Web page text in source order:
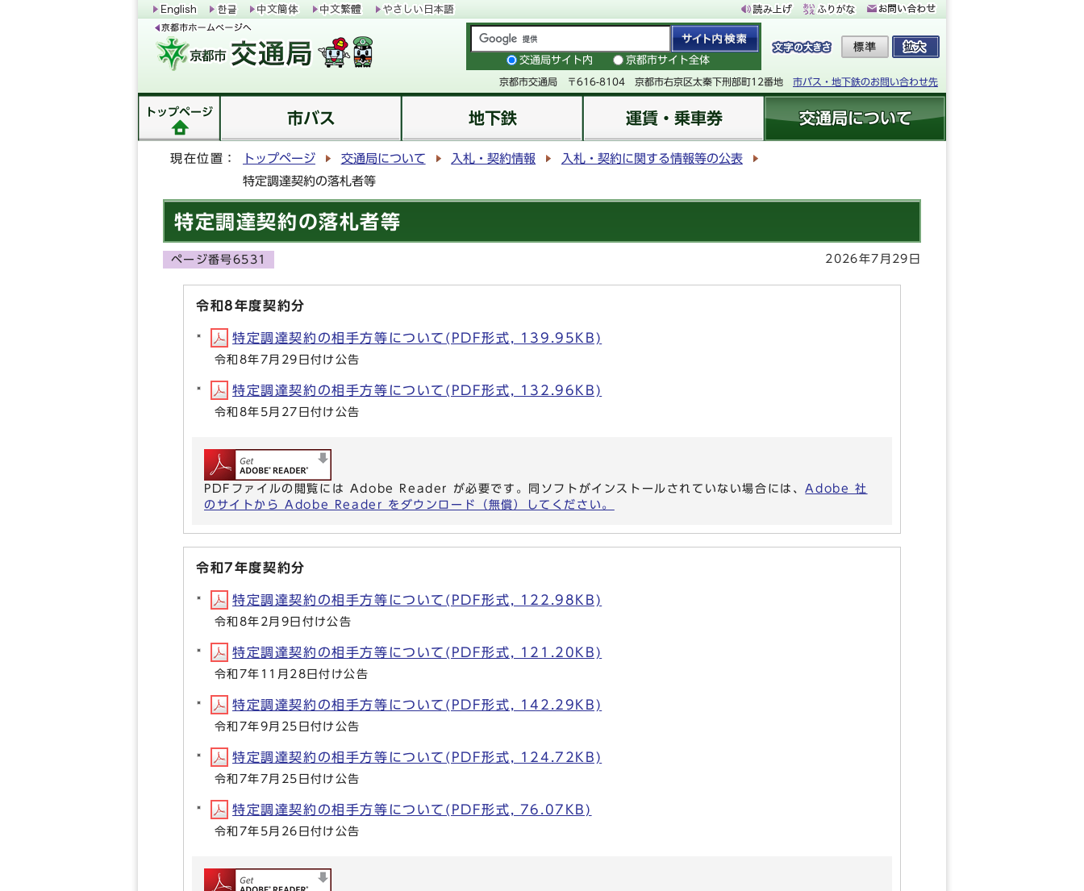
交通局サイト内 京都市サイト全体
京都市交通局 〒616-8104 京都市右京区太秦下刑部町12番地 市バス・地下鉄のお問い合わせ先
トップページ 市バス 地下鉄 運賃・乗車券 交通局について
現在位置： トップページ 交通局について 入札・契約情報
入札・契約に関する情報等の公表
特定調達契約の落札者等
特定調達契約の落札者等
ページ番号6531 2026年7月29日
令和8年度契約分
特定調達契約の相手方等について(PDF形式, 139.95KB)
令和8年7月29日付け公告
特定調達契約の相手方等について(PDF形式, 132.96KB)
令和8年5月27日付け公告
PDFファイルの閲覧には Adobe Reader が必要です。同ソフトがインストールされていない場合には、Adobe 社
のサイトから Adobe Reader をダウンロード（無償）してください。
令和7年度契約分
特定調達契約の相手方等について(PDF形式, 122.98KB)
令和8年2月9日付け公告
特定調達契約の相手方等について(PDF形式, 121.20KB)
令和7年11月28日付け公告
特定調達契約の相手方等について(PDF形式, 142.29KB)
令和7年9月25日付け公告
特定調達契約の相手方等について(PDF形式, 124.72KB)
令和7年7月25日付け公告
特定調達契約の相手方等について(PDF形式, 76.07KB)
令和7年5月26日付け公告